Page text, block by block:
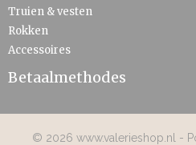
Truien & vesten
Rokken
Accessoires
Betaalmethodes
© 2026 www.valerieshop.nl -